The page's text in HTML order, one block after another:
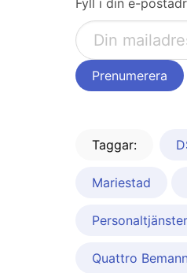
Fyll i din e-
Taggar:
Mariestad
Quattro